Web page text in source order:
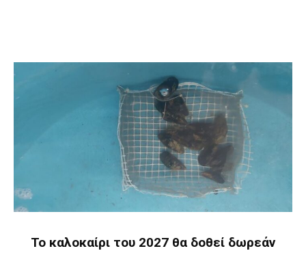
Το καλοκαίρι του 2027 θα δοθεί δωρεάν